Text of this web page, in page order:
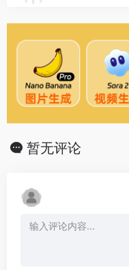
暂无评论